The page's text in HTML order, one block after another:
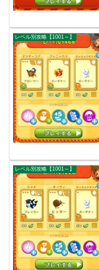
レベル別攻略【1001～】
レベル別攻略【1001～】